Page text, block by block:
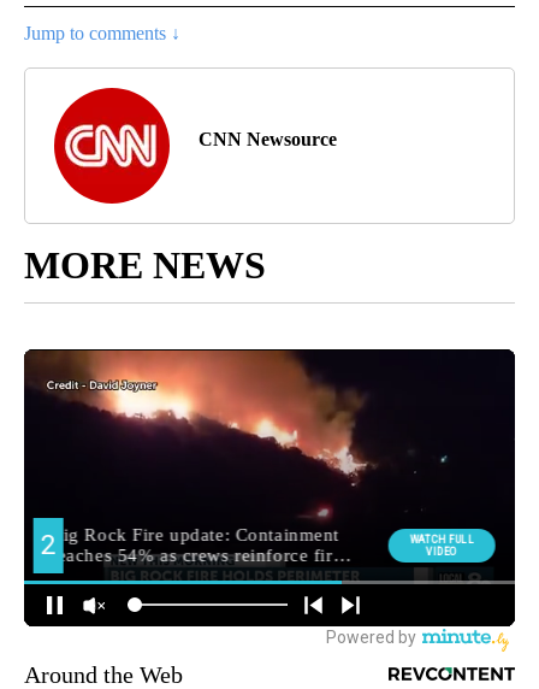
Jump to comments ↓
CNN Newsource
MORE NEWS
Around the Web